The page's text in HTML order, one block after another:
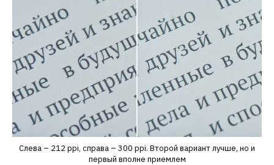
Слева – 212 ppi, справа – 300 ppi. Второй вариант лучше, но и
первый вполне приемлем